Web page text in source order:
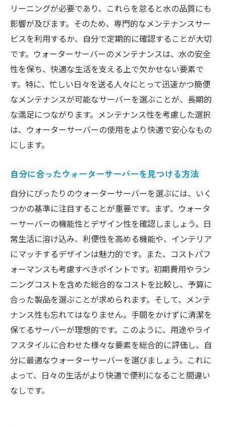
リーニングが必要であり、これらを怠ると水の品質にも
影響が及びます。そのため、専門的なメンテナンスサー
ビスを利用するか、自分で定期的に確認することが大切
です。ウォーターサーバーのメンテナンスは、水の安全
性を保ち、快適な生活を支える上で欠かせない要素で
す。特に、忙しい日々を送る人々にとって迅速かつ簡便
なメンテナンスが可能なサーバーを選ぶことが、長期的
な満足につながります。メンテナンス性を考慮した選択
は、ウォーターサーバーの使用をより快適で安心なもの
にします。
自分に合ったウォーターサーバーを見つける方法
自分にぴったりのウォーターサーバーを選ぶには、いく
つかの基準に注目することが重要です。まず、ウォータ
ーサーバーの機能性とデザイン性を確認しましょう。日
常生活に溶け込み、利便性を高める機能や、インテリア
にマッチするデザインは魅力的です。また、コストパフ
ォーマンスも考慮すべきポイントです。初期費用やラン
ニングコストを含めた総合的なコストを比較し、予算に
合った製品を選ぶことが求められます。そして、メンテ
ナンス性も忘れてはなりません。手間をかけずに清潔を
保てるサーバーが理想的です。このように、用途やライ
フスタイルに合わせた様々な要素を総合的に評価し、自
分に最適なウォーターサーバーを選びましょう。これに
よって、日々の生活がより快適で便利になること間違い
なしです。